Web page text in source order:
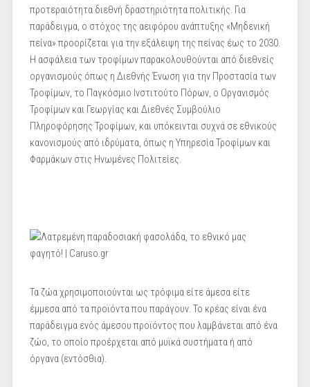
προτεραιότητα διεθνή δραστηριότητα πολιτικής. Για
παράδειγμα, ο στόχος της αειφόρου ανάπτυξης «Μηδενική
πείνα» προορίζεται για την εξάλειψη της πείνας έως το 2030.
Η ασφάλεια των τροφίμων παρακολουθούνται από διεθνείς
οργανισμούς όπως η Διεθνής Ένωση για την Προστασία των
Τροφίμων, το Παγκόσμιο Ινστιτούτο Πόρων, ο Οργανισμός
Τροφίμων και Γεωργίας και Διεθνές Συμβούλιο
Πληροφόρησης Τροφίμων, και υπόκεινται συχνά σε εθνικούς
κανονισμούς από ιδρύματα, όπως η Υπηρεσία Τροφίμων και
Φαρμάκων στις Ηνωμένες Πολιτείες.
Τα ζώα χρησιμοποιούνται ως τρόφιμα είτε άμεσα είτε
έμμεσα από τα προϊόντα που παράγουν. Το κρέας είναι ένα
παράδειγμα ενός άμεσου προϊόντος που λαμβάνεται από ένα
ζώο, το οποίο προέρχεται από μυϊκά συστήματα ή από
όργανα (εντόσθια).